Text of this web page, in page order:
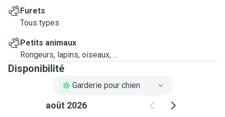
Furets
Tous types
Petits animaux
Rongeurs, lapins, oiseaux, ...
Disponibilité
Garderie pour chien
août 2026